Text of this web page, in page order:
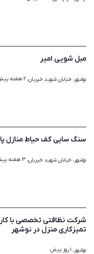
مبل شویی امیر
نوشهر، خیابان شهید خیریان، ۲ هفته پیش
سنگ سابی کف حیاط منازل
نوشهر، خیابان شهید خیریان، ۳ هفته پیش
شرکت نظافتی تخصصی با
تمیزکاری منزل در نوشهر
نوشهر، ۱ روز پیش